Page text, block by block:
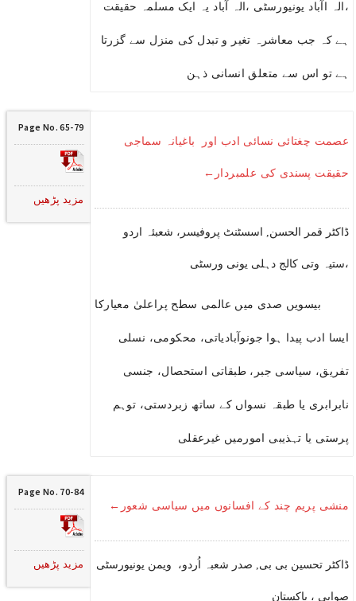
،الہ اآباد یونیورسٹی ،الہ آباد یہ ایک مسلمہ حقیقت
ہے کہ جب معاشرہ تغیر و تبدل کی منزل سے گزرتا
ہے تو اس سے متعلق انسانی ذہن
عصمت چغتائی نسائی ادب اور باغیانہ سماجی
حقیقت پسندی کی علمبردار←
ڈاکٹر قمر الحسن, اسسٹنٹ پروفیسر، شعبئہ اردو
،ستیہ وتی کالج دہلی یونی ورسٹی
بیسویں صدی میں عالمی سطح پراعلیٰ معیارکا
ایسا ادب پیدا ہوا جونوآبادیاتی، محکومی، نسلی
تفریق، سیاسی جبر، طبقاتی استحصال، جنسی
نابرابری یا طبقہ نسواں کے ساتھ زبردستی، توہم
پرستی یا تہذیبی امورمیں غیرعقلی
Page No. 65-79
مزید پڑھیں
منشی پریم چند کے افسانوں میں سیاسی شعور←
ڈاکٹر تحسین بی بی, صدر شعبہ اُردو، ویمن یونیورسٹی
صوابی ، پاکستان
Page No. 70-84
مزید پڑھیں